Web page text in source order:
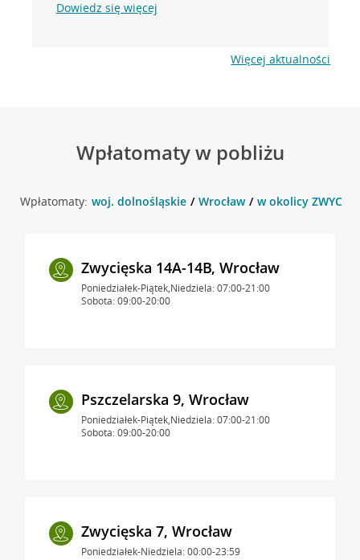
Dowiedz się więcej
Więcej aktualności
Wpłatomaty w pobliżu
Wpłatomaty: woj. dolnośląskie Wrocław w okolicy
Zwycięska 14A-14B, Wrocław
Poniedziałek-Piątek,Niedziela: 07:00-21:00
Sobota: 09:00-20:00
Pszczelarska 9, Wrocław
Poniedziałek-Piątek,Niedziela: 07:00-21:00
Sobota: 09:00-20:00
Zwycięska 7, Wrocław
Poniedziałek-Niedziela: 00:00-23:59